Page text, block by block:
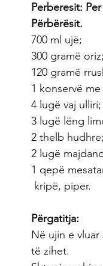
Receta per Femije
Perberesit:
Përbërësit.
700 ml ujë;
300 gramë oriz;
120 gramë
1 konservë
4 lugë vaj ulliri;
3 lugë lëng
2 thelb hudhre;
2 lugë
1 qepë
kripë, piper.
Përgatitja:
Në ujin e
të zihet.